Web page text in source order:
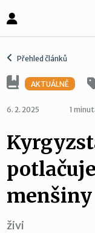
Přehled článků
AKTUÁLNĚ
6. 2. 2025 1
menšiny
živi